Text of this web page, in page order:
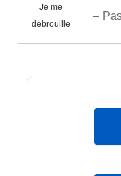
Je me
débrouille
–